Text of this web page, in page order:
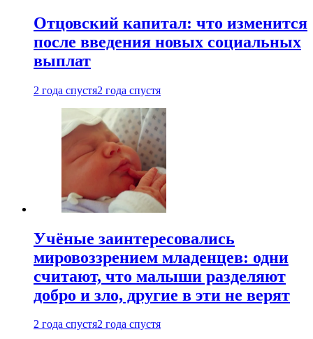
Отцовский капитал: что изменится
после введения новых социальных
выплат
2 года спустя2 года спустя
Учёные заинтересовались
мировоззрением младенцев: одни
считают, что малыши разделяют
добро и зло, другие в эти не верят
2 года спустя2 года спустя